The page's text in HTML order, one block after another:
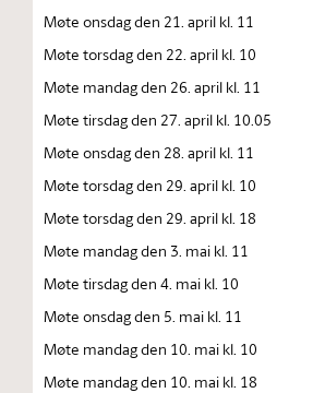
Møte onsdag den 21. april kl. 11
Møte torsdag den 22. april kl. 10
Møte mandag den 26. april kl. 11
Møte tirsdag den 27. april kl. 10.05
Møte onsdag den 28. april kl. 11
Møte torsdag den 29. april kl. 10
Møte torsdag den 29. april kl. 18
Møte mandag den 3. mai kl. 11
Møte tirsdag den 4. mai kl. 10
Møte onsdag den 5. mai kl. 11
Møte mandag den 10. mai kl. 10
Møte mandag den 10. mai kl. 18